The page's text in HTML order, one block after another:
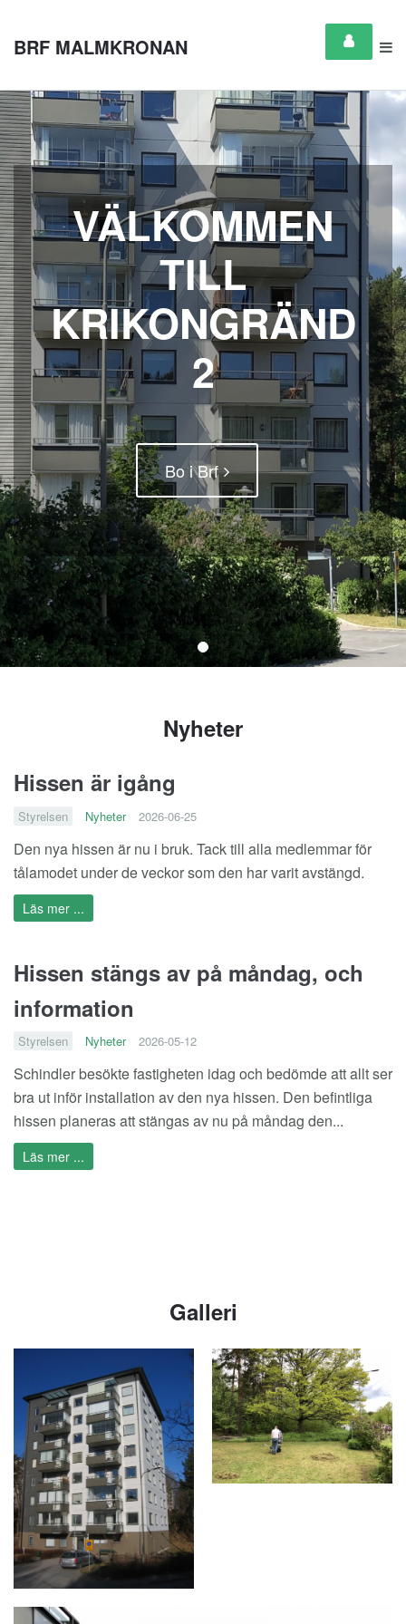
BRF MALMKRONAN
VÄLKOMMEN
TILL
KRIKONGRÄND
2
Bo i Brf
Nyheter
Hissen är igång
Styrelsen Nyheter 2026-06-25
Den nya hissen är nu i bruk. Tack till alla medlemmar för
tålamodet under de veckor som den har varit avstängd.
Läs mer ...
Hissen stängs av på måndag, och
information
Styrelsen Nyheter 2026-05-12
Schindler besökte fastigheten idag och bedömde att allt ser
bra ut inför installation av den nya hissen. Den befintliga
hissen planeras att stängas av nu på måndag den...
Läs mer ...
Galleri